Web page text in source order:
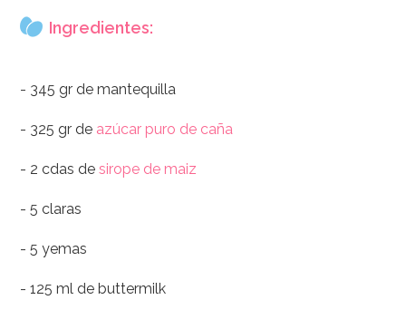
Ingredientes:
- 345 gr de mantequilla
- 325 gr de azúcar puro de caña
- 2 cdas desirope de maiz
- 5 claras
- 5 yemas
- 125 ml de buttermilk